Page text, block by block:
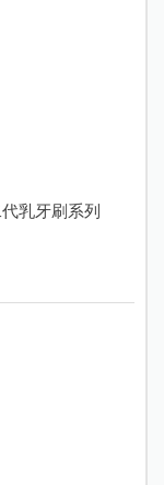
乳牙刷系列